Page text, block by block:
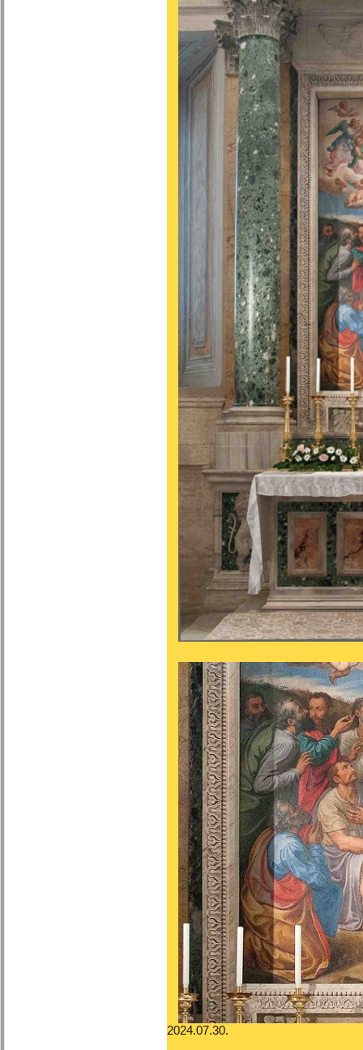
2024.07.30.